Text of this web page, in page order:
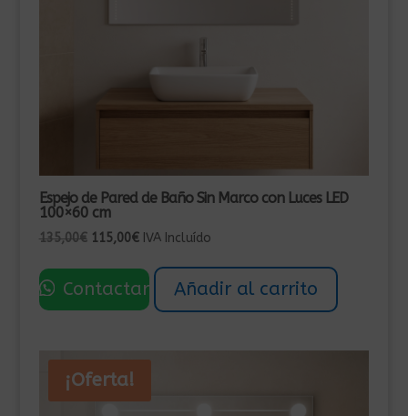
Espejo de Pared de Baño Sin Marco con Luces LED
100×60 cm
135,00€ El
original
era:
115,00€El
actual
es:
IVA Incluído
Contactar Añadir al carrito
¡Oferta!